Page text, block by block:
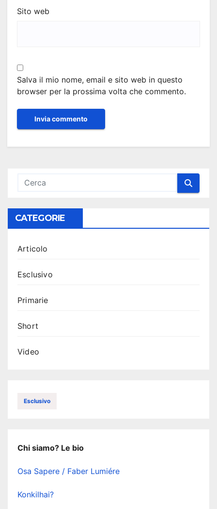
Sito web
Salva il mio nome, email e sito web in questo
browser per la prossima volta che commento.
CATEGORIE
Articolo
Esclusivo
Primarie
Short
Video
Esclusivo
Chi siamo? Le bio
Osa Sapere / Faber Lumiére
Konkilhai?